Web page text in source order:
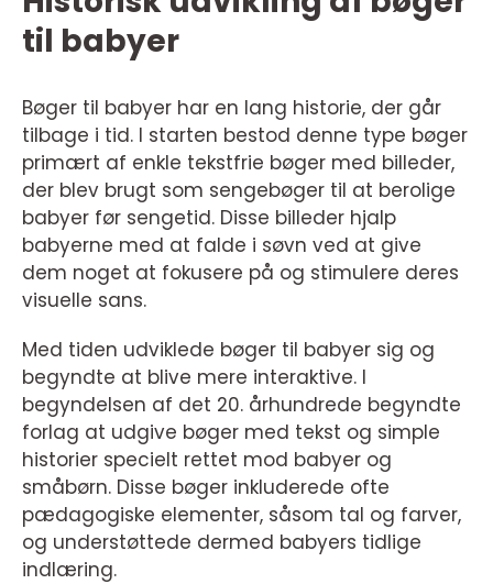
til babyer
Bøger til babyer har en lang historie, der går
tilbage i tid. I starten bestod denne type bøger
primært af enkle tekstfrie bøger med billeder,
der blev brugt som sengebøger til at berolige
babyer før sengetid. Disse billeder hjalp
babyerne med at falde i søvn ved at give
dem noget at fokusere på og stimulere deres
visuelle sans.
Med tiden udviklede bøger til babyer sig og
begyndte at blive mere interaktive. I
begyndelsen af det 20. århundrede begyndte
forlag at udgive bøger med tekst og simple
historier specielt rettet mod babyer og
småbørn. Disse bøger inkluderede ofte
pædagogiske elementer, såsom tal og farver,
og understøttede dermed babyers tidlige
indlæring.